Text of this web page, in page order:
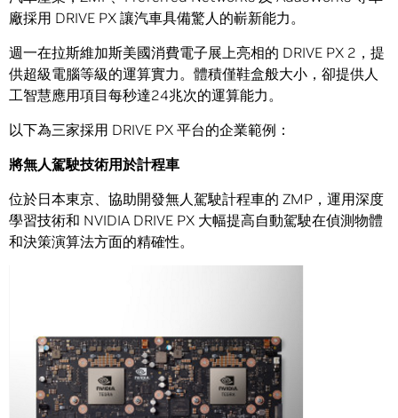
廠採用 DRIVE PX 讓汽車具備驚人的嶄新能力。
週一在拉斯維加斯美國消費電子展上亮相的 DRIVE PX 2，提
供超級電腦等級的運算實力。體積僅鞋盒般大小，卻提供人
工智慧應用項目每秒達24兆次的運算能力。
以下為三家採用 DRIVE PX 平台的企業範例：
將無人駕駛技術用於計程車
位於日本東京、協助開發無人駕駛計程車的 ZMP，運用深度
學習技術和 NVIDIA DRIVE PX 大幅提高自動駕駛在偵測物體
和決策演算法方面的精確性。